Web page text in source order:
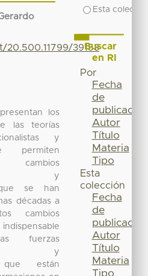
20.500.11799/39153
los
las teorías
y
permiten
cambios
y
que se han
décadas a
cambios
fuerzas
y
que están
Esta
Buscar
en RI
Por
Fecha
de
publicación
Autor
Título
Materia
Tipo
Esta
colección
Fecha
de
publicación
Autor
Título
Materia
Tipo